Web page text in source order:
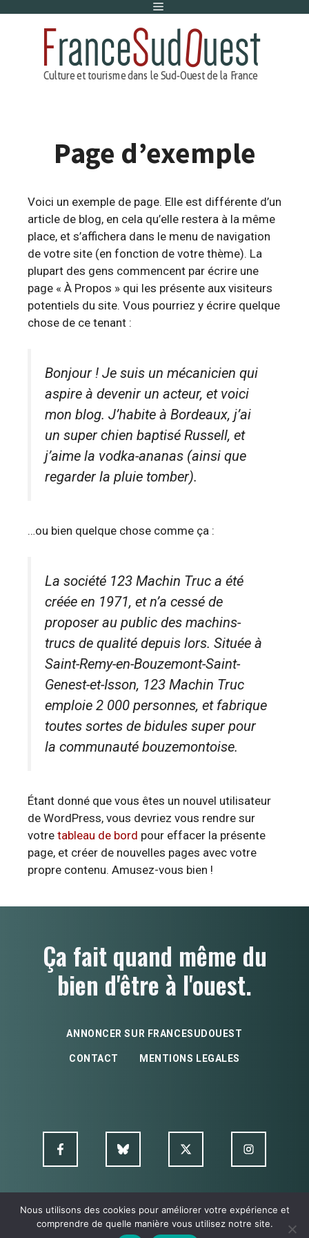
Menu
Page d’exemple
Voici un exemple de page. Elle est différente d’un
article de blog, en cela qu’elle restera à la même
place, et s’affichera dans le menu de navigation
de votre site (en fonction de votre thème). La
plupart des gens commencent par écrire une
page « À Propos » qui les présente aux visiteurs
potentiels du site. Vous pourriez y écrire quelque
chose de ce tenant :
Bonjour ! Je suis un mécanicien qui
aspire à devenir un acteur, et voici
mon blog. J’habite à Bordeaux, j’ai
un super chien baptisé Russell, et
j’aime la vodka-ananas (ainsi que
regarder la pluie tomber).
…ou bien quelque chose comme ça :
La société 123 Machin Truc a été
créée en 1971, et n’a cessé de
proposer au public des machins-
trucs de qualité depuis lors. Située à
Saint-Remy-en-Bouzemont-Saint-
Genest-et-Isson, 123 Machin Truc
emploie 2 000 personnes, et fabrique
toutes sortes de bidules super pour
la communauté bouzemontoise.
Étant donné que vous êtes un nouvel utilisateur
de WordPress, vous devriez vous rendre sur
votre tableau de bord pour effacer la présente
page, et créer de nouvelles pages avec votre
propre contenu. Amusez-vous bien !
Ça fait quand même du
bien d'être à l'ouest.
ANNONCER SUR FRANCESUDOUEST
CONTACT MENTIONS LEGALES
© FSO MultimediA - 2026
Nous utilisons des cookies pour améliorer votre expérience et
comprendre de quelle manière vous utilisez notre site.